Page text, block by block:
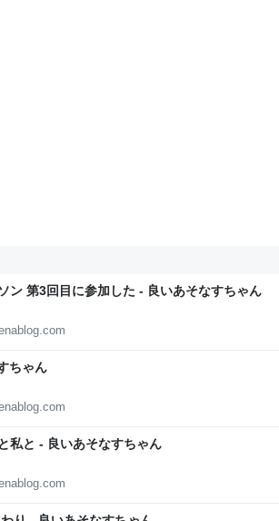
ン 第3回目に参加した - 良いあそなすちゃん
ちゃん
私と - 良いあそなすちゃん